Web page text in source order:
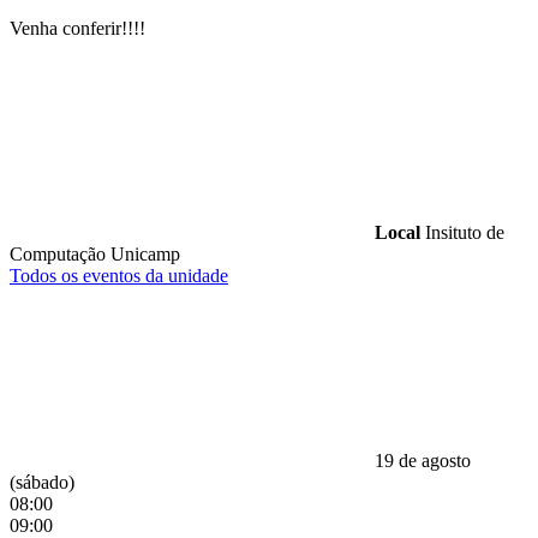
Venha conferir!!!!
Local Insituto de
Computação Unicamp
Todos os eventos da unidade
19 de agosto
(sábado)
08:00
09:00